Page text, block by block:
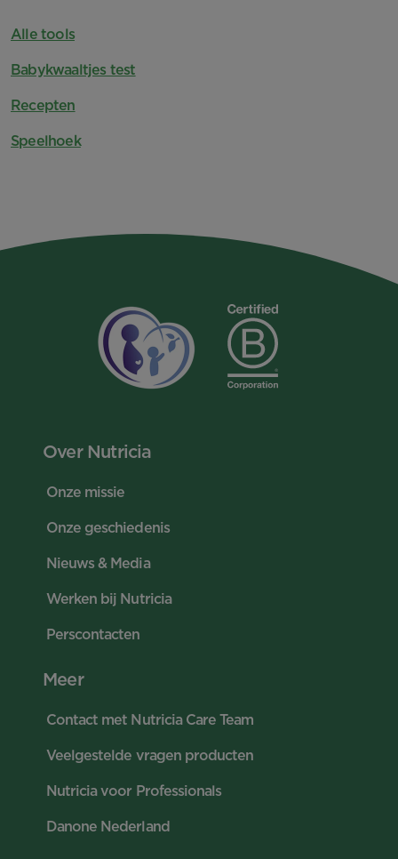
Alle tools
Babykwaaltjes test
Recepten
Speelhoek
Over Nutricia
Onze missie
Onze geschiedenis
Nieuws & Media
Werken bij Nutricia
Perscontacten
Meer
Contact met Nutricia Care Team
Veelgestelde vragen producten
Nutricia voor Professionals
Danone Nederland